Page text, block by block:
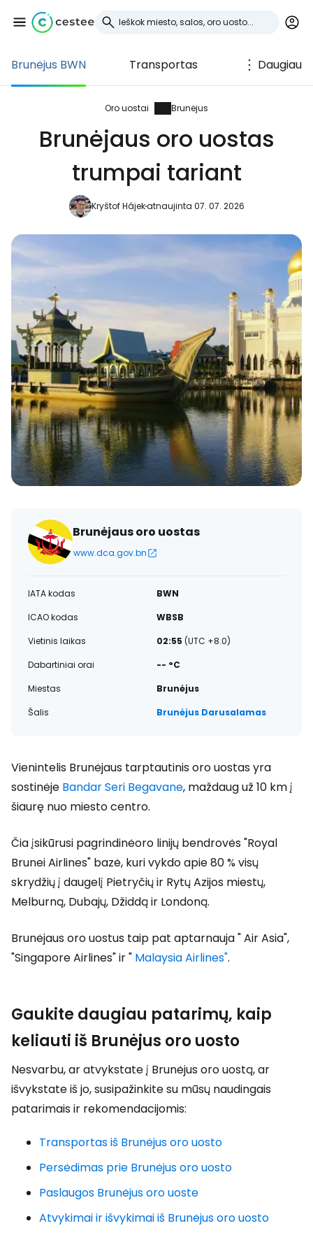
Brunėjus BWN Transportas Daugiau
Oro uostai Brunėjus
Brunėjaus oro uostas
trumpai tariant
Kryštof Hájekatnaujinta 07. 07. 2026
Brunėjaus oro uostas
www.dca.gov.bn
IATA kodas
BWN
ICAO kodas
WBSB
Vietinis laikas
02:55 (UTC +8.0)
Dabartiniai orai
-- °C
Miestas
Brunėjus
Šalis
Brunėjus Darusalamas
Vienintelis Brunėjaus tarptautinis oro uostas yra
sostinėje Bandar Seri Begavane, maždaug už 10 km į
šiaurę nuo miesto centro.
Čia įsikūrusi pagrindinėoro linijų bendrovės "Royal
Brunei Airlines" bazė, kuri vykdo apie 80 % visų
skrydžių į daugelį Pietryčių ir Rytų Azijos miestų,
Melburną, Dubajų, Džiddą ir Londoną.
Brunėjaus oro uostus taip pat aptarnauja " Air Asia",
"Singapore Airlines" ir " Malaysia Airlines".
Gaukite daugiau patarimų, kaip
keliauti iš Brunėjus oro uosto
Nesvarbu, ar atvykstate į Brunėjus oro uostą, ar
išvykstate iš jo, susipažinkite su mūsų naudingais
patarimais ir rekomendacijomis:
Transportas iš Brunėjus oro uosto
Persėdimas prie Brunėjus oro uosto
Paslaugos Brunėjus oro uoste
Atvykimai ir išvykimai iš Brunėjus oro uosto
Prisijunkite prie
Cestee
... pasaulinė kelionių bendruomenė
Tęsti su Google
Tęsti su Facebook
Tęsti el. paštu